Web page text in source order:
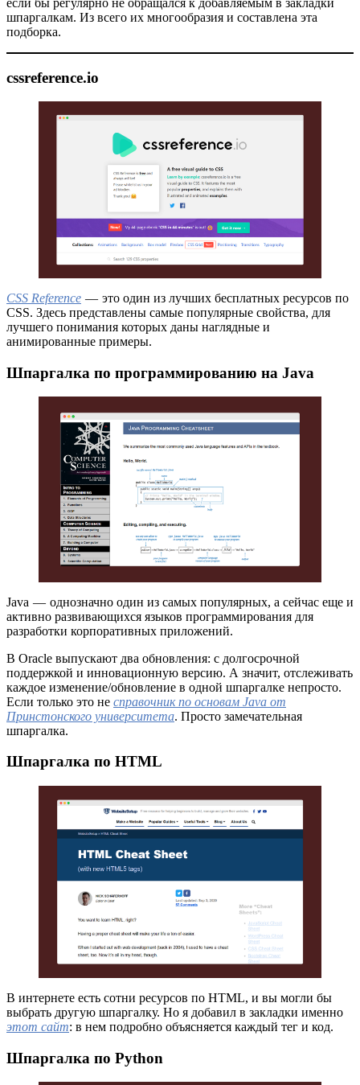
шпаргалкам. Из всего их многообразия и составлена эта
подборка.
cssreference.io
CSS Reference — это один из лучших бесплатных ресурсов по
CSS. Здесь представлены самые популярные свойства, для
лучшего понимания которых даны наглядные и
анимированные примеры.
Шпаргалка по программированию на Java
Java — однозначно один из самых популярных, а сейчас еще и
активно развивающихся языков программирования для
разработки корпоративных приложений.
В Oracle выпускают два обновления: с долгосрочной
поддержкой и инновационную версию. А значит, отслеживать
каждое изменение/обновление в одной шпаргалке непросто.
Если только это не справочник по основам Java от
Принстонского университета. Просто замечательная
шпаргалка.
Шпаргалка по HTML
В интернете есть сотни ресурсов по HTML, и вы могли бы
выбрать другую шпаргалку. Но я добавил в закладки именно
этот сайт: в нем подробно объясняется каждый тег и код.
Шпаргалка по Python